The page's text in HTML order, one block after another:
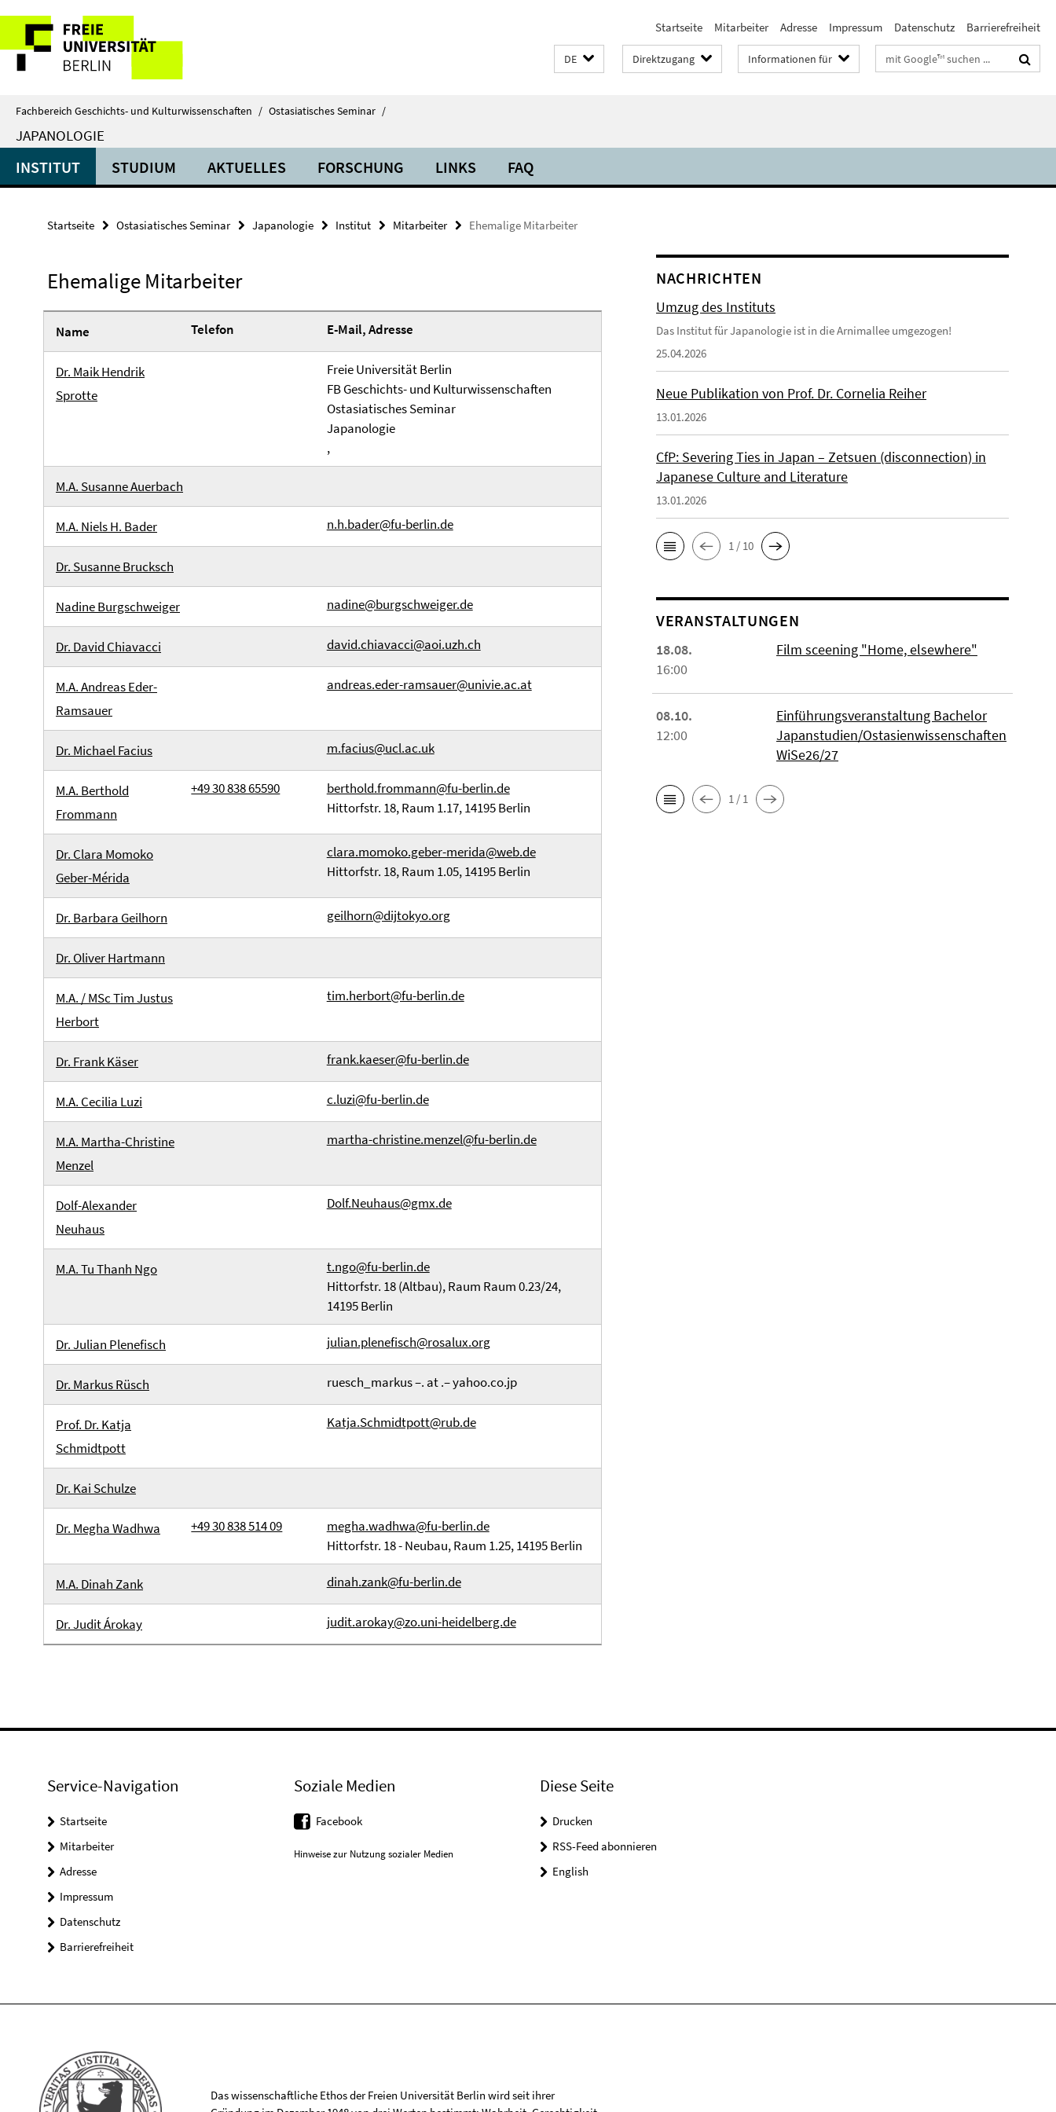
direkt
zu
Inhalt
Service-
Navigation
Startseite Mitarbeiter Adresse Impressum Datenschutz Barrierefreiheit
DE Direktzugang Informationen für Suchbegriffe
Fachbereich Geschichts- und Kulturwissenschaften / Ostasiatisches Seminar /
JAPANOLOGIE
INSTITUT STUDIUM AKTUELLES FORSCHUNG LINKS FAQ
Startseite Ostasiatisches Seminar Japanologie Institut Mitarbeiter Ehemalige Mitarbeiter
Ehemalige Mitarbeiter
Name Telefon E-Mail, Adresse
Dr. Maik Hendrik
Sprotte
Freie Universität Berlin
FB Geschichts- und Kulturwissenschaften
Ostasiatisches Seminar
Japanologie
,
M.A. Susanne Auerbach
M.A. Niels H. Bader n.h.bader@fu-berlin.de
Dr. Susanne Brucksch
Nadine Burgschweiger nadine@burgschweiger.de
Dr. David Chiavacci david.chiavacci@aoi.uzh.ch
M.A. Andreas Eder-
Ramsauer
andreas.eder-ramsauer@univie.ac.at
Dr. Michael Facius m.facius@ucl.ac.uk
M.A. Berthold
Frommann
+49 30 838 65590
berthold.frommann@fu-berlin.de
Hittorfstr. 18, Raum 1.17, 14195 Berlin
Dr. Clara Momoko
Geber-Mérida
clara.momoko.geber-merida@web.de
Hittorfstr. 18, Raum 1.05, 14195 Berlin
Dr. Barbara Geilhorn geilhorn@dijtokyo.org
Dr. Oliver Hartmann
M.A. / MSc Tim Justus
Herbort
tim.herbort@fu-berlin.de
Dr. Frank Käser frank.kaeser@fu-berlin.de
M.A. Cecilia Luzi c.luzi@fu-berlin.de
M.A. Martha-Christine
Menzel
martha-christine.menzel@fu-berlin.de
Dolf-Alexander
Neuhaus
Dolf.Neuhaus@gmx.de
M.A. Tu Thanh Ngo
t.ngo@fu-berlin.de
Hittorfstr. 18 (Altbau), Raum Raum 0.23/24,
14195 Berlin
Dr. Julian Plenefisch julian.plenefisch@rosalux.org
Dr. Markus Rüsch ruesch_markus –. at .– yahoo.co.jp
Prof. Dr. Katja
Schmidtpott
Katja.Schmidtpott@rub.de
Dr. Kai Schulze
Dr. Megha Wadhwa +49 30 838 514 09
megha.wadhwa@fu-berlin.de
Hittorfstr. 18 - Neubau, Raum 1.25, 14195 Berlin
M.A. Dinah Zank dinah.zank@fu-berlin.de
Dr. Judit Árokay judit.arokay@zo.uni-heidelberg.de
NACHRICHTEN
Umzug des Instituts
Das Institut für Japanologie ist in die Arnimallee umgezogen!
25.04.2026
Neue Publikation von Prof. Dr. Cornelia Reiher
13.01.2026
CfP: Severing Ties in Japan – Zetsuen (disconnection) in
Japanese Culture and Literature
13.01.2026
1 / 10
VERANSTALTUNGEN
18.08.
16:00
Film sceening "Home, elsewhere"
08.10.
12:00
Einführungsveranstaltung Bachelor
Japanstudien/Ostasienwissenschaften
WiSe26/27
1 / 1
Service-Navigation
Startseite
Mitarbeiter
Adresse
Impressum
Datenschutz
Barrierefreiheit
Soziale Medien
Facebook
Hinweise zur Nutzung sozialer Medien
Diese Seite
Drucken
RSS-Feed abonnieren
English
Das wissenschaftliche Ethos der Freien Universität Berlin wird seit ihrer